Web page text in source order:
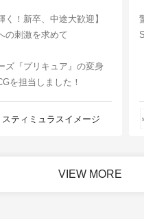
く！新卒、中途大歓迎】
の刺激を求めて
ズ『プリキュア』の変身
を担当しました！
スティミュラスイメージ
VIEW MORE